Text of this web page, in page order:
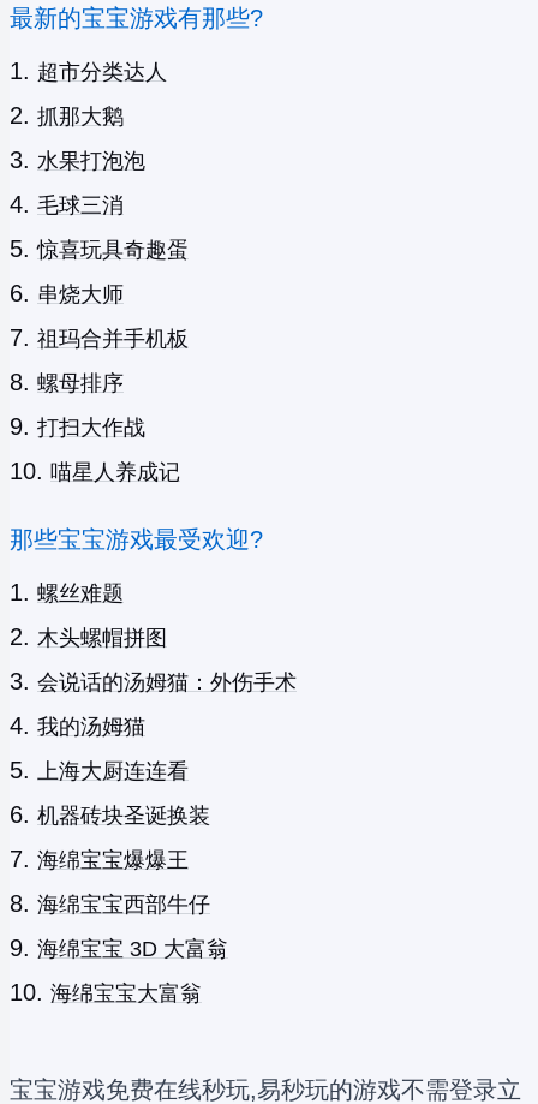
最新的宝宝游戏有那些?
超市分类达人
抓那大鹅
水果打泡泡
毛球三消
惊喜玩具奇趣蛋
串烧大师
祖玛合并手机板
螺母排序
打扫大作战
喵星人养成记
那些宝宝游戏最受欢迎?
螺丝难题
木头螺帽拼图
会说话的汤姆猫：外伤手术
我的汤姆猫
上海大厨连连看
机器砖块圣诞换装
海绵宝宝爆爆王
海绵宝宝西部牛仔
海绵宝宝 3D 大富翁
海绵宝宝大富翁
宝宝游戏免费在线秒玩,易秒玩的游戏不需登录立